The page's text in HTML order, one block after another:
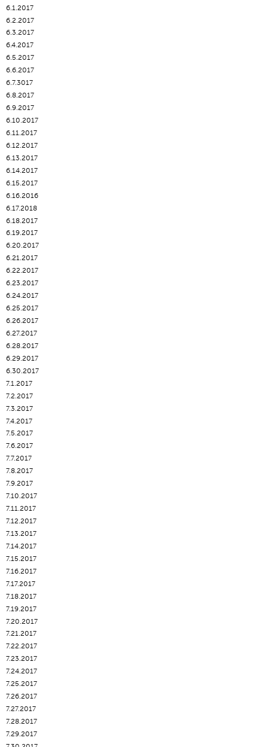
6.1.2017
6.2.2017
6.3.2017
6.4.2017
6.5.2017
6.6.2017
6.7.3017
6.8.2017
6.9.2017
6.10.2017
6.11.2017
6.12.2017
6.13.2017
6.14.2017
6.15.2017
6.16.2016
6.17.2018
6.18.2017
6.19.2017
6.20.2017
6.21.2017
6.22.2017
6.23.2017
6.24.2017
6.25.2017
6.26.2017
6.27.2017
6.28.2017
6.29.2017
6.30.2017
7.1.2017
7.2.2017
7.3.2017
7.4.2017
7.5.2017
7.6.2017
7.7.2017
7.8.2017
7.9.2017
7.10.2017
7.11.2017
7.12.2017
7.13.2017
7.14.2017
7.15.2017
7.16.2017
7.17.2017
7.18.2017
7.19.2017
7.20.2017
7.21.2017
7.22.2017
7.23.2017
7.24.2017
7.25.2017
7.26.2017
7.27.2017
7.28.2017
7.29.2017